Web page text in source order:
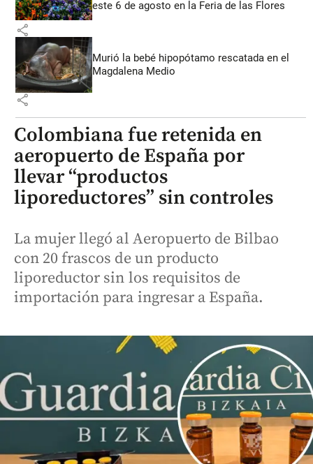
este 6 de agosto en la Feria de las Flores
share
Murió la bebé hipopótamo rescatada en el
Magdalena Medio
share
Colombiana fue retenida en
aeropuerto de España por
llevar “productos
liporeductores” sin controles
La mujer llegó al Aeropuerto de Bilbao
con 20 frascos de un producto
liporeductor sin los requisitos de
importación para ingresar a España.